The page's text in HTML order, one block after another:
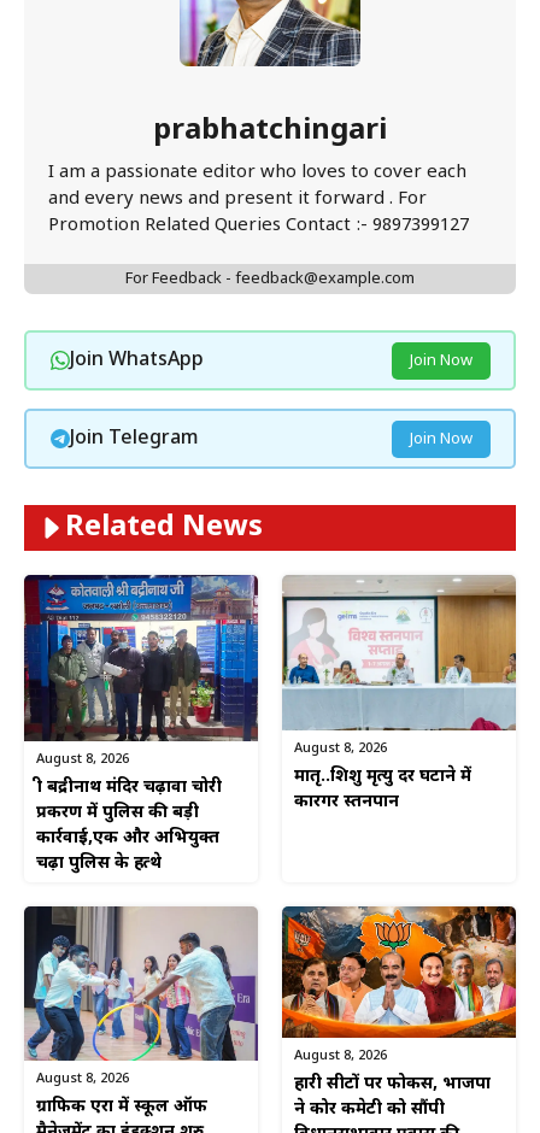
prabhatchingari
I am a passionate editor who loves to cover each
and every news and present it forward . For
Promotion Related Queries Contact :- 9897399127
For Feedback - feedback@example.com
Join WhatsApp Join Now
Join Telegram Join Now
Related News
August 8, 2026
श्री बद्रीनाथ मंदिर चढ़ावा चोरी
प्रकरण में पुलिस की बड़ी
कार्रवाई,एक और अभियुक्त
चढ़ा पुलिस के हत्थे
August 8, 2026
मातृ..शिशु मृत्यु दर घटाने में
कारगर स्तनपान
August 8, 2026
ग्राफिक एरा में स्कूल ऑफ
August 8, 2026
हारी सीटों पर फोकस, भाजपा
ने कोर कमेटी को सौंपी